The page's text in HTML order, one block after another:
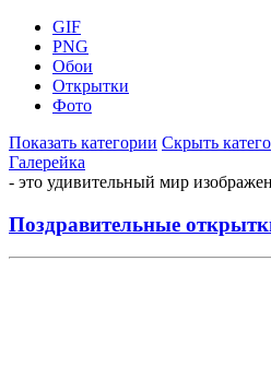
GIF
PNG
Обои
Открытки
Фото
Показать категории Скрыть
Галерейка
- это удивительный мир
Поздравительные